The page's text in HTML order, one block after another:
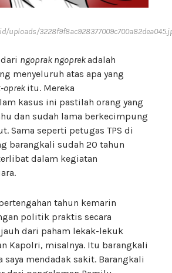
uploads/
ngoprak ngoprekadalah
menyeluruh atas apa yang
oprek itu. Mereka
kasus ini pastilah orang yang
dan sudah lama berkecimpung
Sama seperti petugas TPS di
barangkali sudah 20 tahun
dalam kegiatan
tahun kemarin
politik praktis secara
dari paham lekak-lekuk
Kapolri, misalnya. Itu barangkali
saya mendadak sakit. Barangkali